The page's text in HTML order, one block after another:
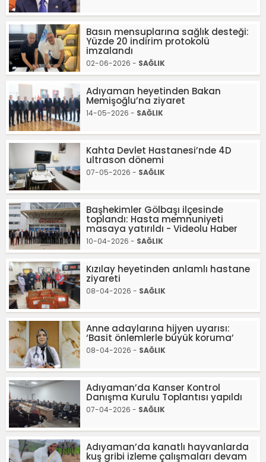
Basın mensuplarına sağlık desteği:
Yüzde 20 indirim protokolü
imzalandı
02-06-2026 - SAĞLIK
Adıyaman heyetinden Bakan
Memişoğlu’na ziyaret
14-05-2026 - SAĞLIK
Kahta Devlet Hastanesi’nde 4D
ultrason dönemi
07-05-2026 - SAĞLIK
Başhekimler Gölbaşı ilçesinde
toplandı: Hasta memnuniyeti
masaya yatırıldı - Videolu Haber
10-04-2026 - SAĞLIK
Kızılay heyetinden anlamlı hastane
ziyareti
08-04-2026 - SAĞLIK
Anne adaylarına hijyen uyarısı:
‘Basit önlemlerle büyük koruma’
08-04-2026 - SAĞLIK
Adıyaman’da Kanser Kontrol
Danışma Kurulu Toplantısı yapıldı
07-04-2026 - SAĞLIK
Adıyaman’da kanatlı hayvanlarda
kuş gribi izleme çalışmaları devam